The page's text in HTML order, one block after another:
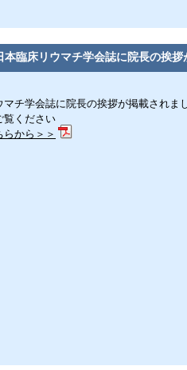
本臨床リウマチ学会誌に院長の挨
マチ学会誌に院長の挨拶が掲載されま
覧ください
から＞＞